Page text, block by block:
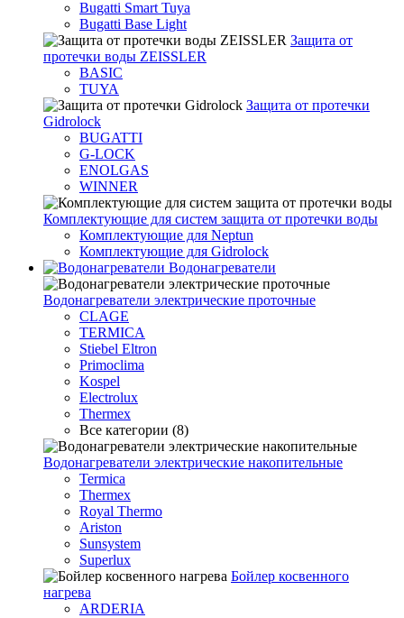
Bugatti Smart Tuya
Bugatti Base Light
Защита от
протечки воды ZEISSLER
BASIC
TUYA
Защита от протечки
Gidrolock
BUGATTI
G-LOCK
ENOLGAS
WINNER
Комплектующие для систем защита от протечки воды
Комплектующие для Neptun
Комплектующие для Gidrolock
Водонагреватели
Водонагреватeли электрические проточные
CLAGE
TERMICA
Stiebel Eltron
Primoclima
Kospel
Electrolux
Thermex
Все категории (8)
Водонагреватели электрические накопительные
Termica
Thermex
Royal Thermo
Ariston
Sunsystem
Superlux
Бойлер косвенного
нагрева
ARDERIA